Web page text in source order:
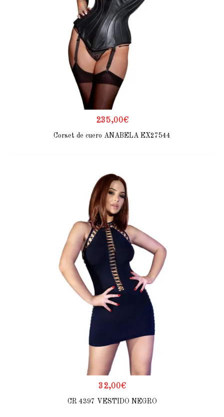
235,00€
Corset de cuero ANABELA EX27544
32,00€
CR 4397 VESTIDO NEGRO